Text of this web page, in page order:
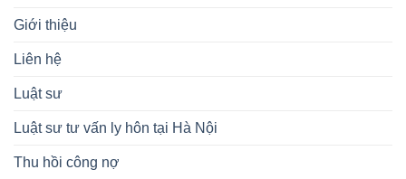
Giới thiệu
Liên hệ
Luật sư
Luật sư tư vấn ly hôn tại Hà Nội
Thu hồi công nợ